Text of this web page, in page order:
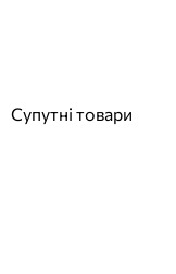
Супутні товари